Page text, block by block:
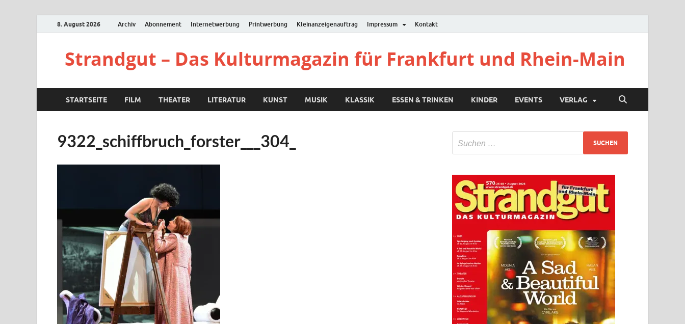
8. August 2026 Archiv Abonnement Internetwerbung Printwerbung Kleinanzeigenauftrag Impressum Kontakt
Strandgut – Das Kulturmagazin für Frankfurt und Rhein-Main
STARTSEITE FILM THEATER LITERATUR KUNST MUSIK KLASSIK ESSEN & TRINKEN KINDER EVENTS VERLAG
9322_schiffbruch_forster___304_